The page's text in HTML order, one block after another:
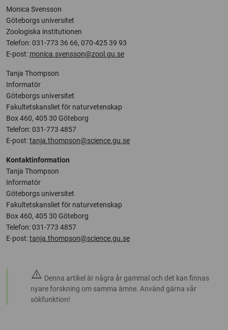
Monica Svensson
Göteborgs universitet
Zoologiska institutionen
Telefon: 031-773 36 66, 070-425 39 93
E-post: monica.svensson@zool.gu.se
Tanja Thompson
Informatör
Göteborgs universitet
Fakultetskansliet för naturvetenskap
Box 460, 405 30 Göteborg
Telefon: 031-773 4857
E-post:tanja.thompson@science.gu.se
Kontaktinformation
Tanja Thompson
Informatör
Göteborgs universitet
Fakultetskansliet för naturvetenskap
Box 460, 405 30 Göteborg
Telefon: 031-773 4857
E-post:tanja.thompson@science.gu.se
warning Denna artikel är några år gammal och det kan finnas
nyare forskning om samma ämne. Använd gärna vår
sökfunktion!